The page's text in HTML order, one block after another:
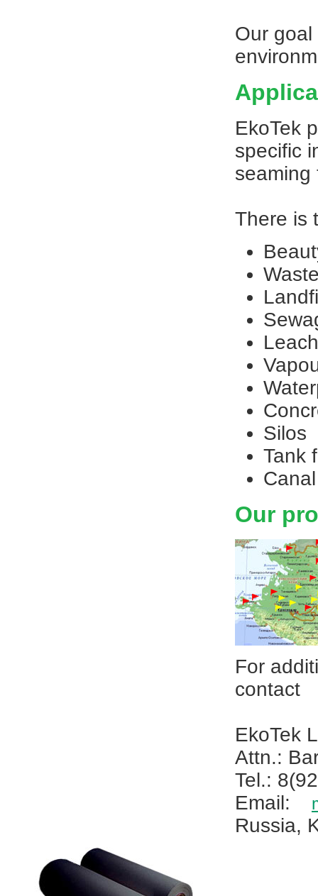
Our
EkoTek
specific
seaming
There is
Silos
Tank
Our
For
contact
EkoTek
Attn.:
Tel.:
Email:
Russia,